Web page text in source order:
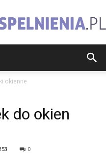
okienne
do okien
0